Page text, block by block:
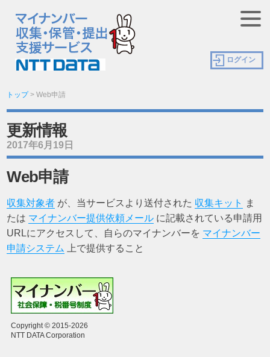
ログイン
トップ>Web申請
更新情報
2017年6月19日
Web申請
収集対象者 が、当サービスより送付された 収集キット
ま
たは マイナンバー提供依頼メール に記載されている申請用
URLにアクセスして、自らのマイナンバーを マイナンバー
申請システム
上で提供すること
Copyright © 2015-2026
NTT DATA Corporation